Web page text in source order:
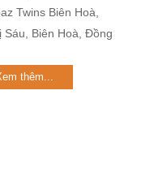
Twins Biên Hoà,
Sáu, Biên Hoà, Đồng
thêm...